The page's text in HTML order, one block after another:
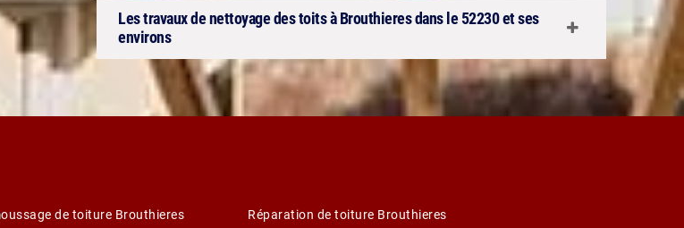
Les travaux de nettoyage des toits à Brouthieres dans le 52230 et ses
environs
de toiture Brouthieres
Réparation de toiture Brouthieres